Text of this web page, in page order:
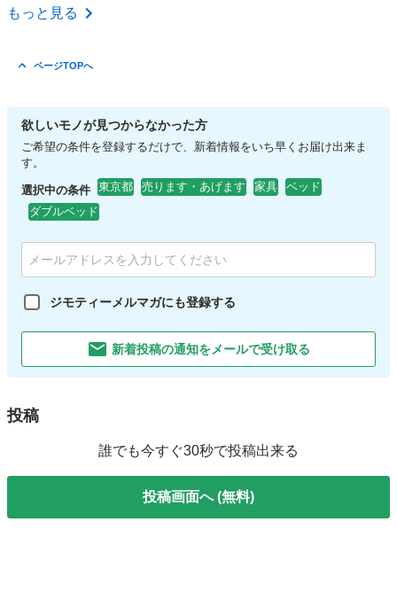
東京 北区
もっと見る
ページTOPへ
欲しいモノが見つからなかった方
ご希望の条件を登録するだけで、新着情報をいち早くお届け出来ま
す。
選択中の条件 東京都 売ります・あげます 家具
ベッド
ダブルベッド
ジモティーメルマガにも登録する
新着投稿の通知をメールで受け取る
投稿
誰でも今すぐ30秒で投稿出来る
投稿画面へ (無料)